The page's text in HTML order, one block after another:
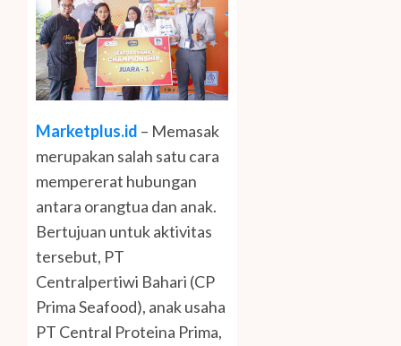
Marketplus.id – Memasak
merupakan salah satu cara
mempererat hubungan
antara orangtua dan anak.
Bertujuan untuk aktivitas
tersebut, PT
Centralpertiwi Bahari (CP
Prima Seafood), anak usaha
PT Central Proteina Prima,